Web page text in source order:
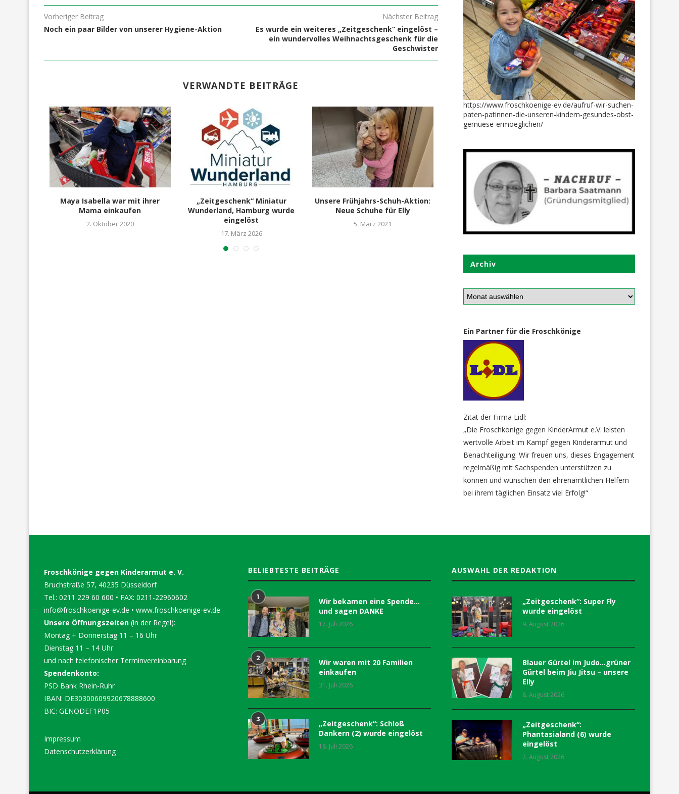
Vorheriger Beitrag
Noch ein paar Bilder von unserer Hygiene-Aktion
Nächster Beitrag
Es wurde ein weiteres „Zeitgeschenk“ eingelöst –
ein wundervolles Weihnachtsgeschenk für die
Geschwister
VERWANDTE BEITRÄGE
Maya Isabella war mit ihrer
Mama einkaufen
2. Oktober 2020
„Zeitgeschenk“ Miniatur
Wunderland, Hamburg wurde
eingelöst
17. März 2026
Unsere Frühjahrs-Schuh-Aktion:
Neue Schuhe für Elly
5. März 2021
Es wird Herbst – Nadja König –
Schuh...
28. September 2018
Anreiz für ein gesundes
https://www.froschkoenige-ev.de/aufruf-wir-suchen-
paten-patinnen-die-unseren-kindern-gesundes-obst-
gemuese-ermoeglichen/
Archiv
Ein Partner für die Froschkönige
Zitat der Firma Lidl:
„Die Froschkönige gegen KinderArmut e.V. leisten
wertvolle Arbeit im Kampf gegen Kinderarmut und
Benachteiligung. Wir freuen uns, dieses Engagement
regelmäßig mit Sachspenden unterstützen zu
können und wünschen den ehrenamtlichen Helfern
bei ihrem täglichen Einsatz viel Erfolg!“
Froschkönige gegen Kinderarmut e. V.
Bruchstraße 57, 40235 Düsseldorf
Tel.: 0211 229 60 600 • FAX: 0211-22960602
info@froschkoenige-ev.de • www.froschkoenige-ev.de
Unsere Öffnungszeiten (in der Regel):
Montag + Donnerstag 11 – 16 Uhr
Dienstag 11 – 14 Uhr
und nach telefonischer Terminvereinbarung
Spendenkonto:
PSD Bank Rhein-Ruhr
IBAN: DE30300609920678888600
BIC: GENODEF1P05
Impressum
Datenschutzerklärung
BELIEBTESTE BEITRÄGE
1
Wir bekamen eine Spende…
und sagen DANKE
17. Juli 2026
2
Wir waren mit 20 Familien
einkaufen
31. Juli 2026
3
„Zeitgeschenk“: Schloß
Dankern (2) wurde eingelöst
18. Juli 2026
AUSWAHL DER REDAKTION
„Zeitgeschenk“: Super Fly
wurde eingelöst
9. August 2026
Blauer Gürtel im Judo…grüner
Gürtel beim Jiu Jitsu – unsere
Elly
8. August 2026
„Zeitgeschenk“:
Phantasialand (6) wurde
eingelöst
7. August 2026